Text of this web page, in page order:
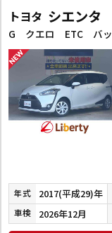
トヨタ シエンタ
年式 2017(平成29)年
車検 2026年12月